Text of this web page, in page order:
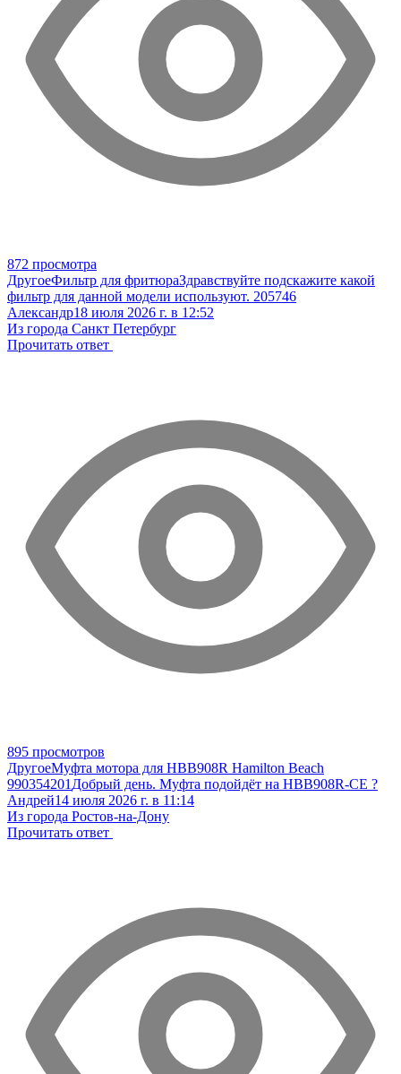
872 просмотра
ДругоеФильтр для фритюраЗдравствуйте подскажите какой
фильтр для данной модели используют. 205746
Александр18 июля 2026 г. в 12:52
Из города Санкт Петербург
Прочитать ответ
895 просмотров
ДругоеМуфта мотора для HBB908R Hamilton Beach
990354201 Добрый день. Муфта подойдёт на HBB908R-CE ?
Андрей14 июля 2026 г. в 11:14
Из города Ростов-на-Дону
Прочитать ответ